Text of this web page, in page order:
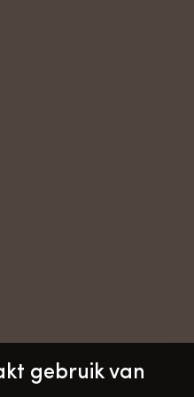
gebruik van